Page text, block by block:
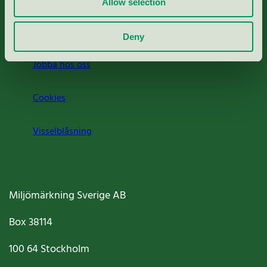
Deny
Jobba hos oss
Cookies
Visselblåsning
Miljömärkning Sverige AB
Box38114
100 64Stockholm